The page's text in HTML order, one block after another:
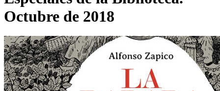
Octubre de 2018